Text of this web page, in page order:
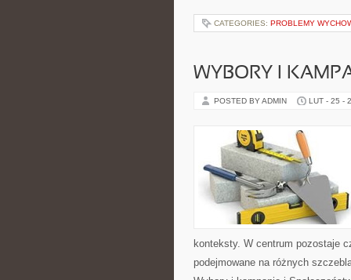
CATEGORIES: PROBLEMY
WYBORY I
POSTED BY ADMIN LUT - 25 -
konteksty. W centrum pozostaje
podejmowane na różnych